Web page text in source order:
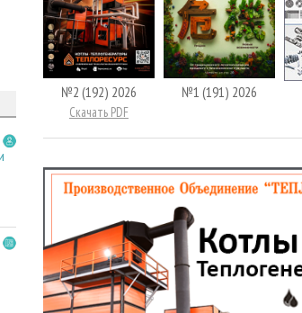
№2 (192) 2026
Скачать PDF
№1 (191) 2026